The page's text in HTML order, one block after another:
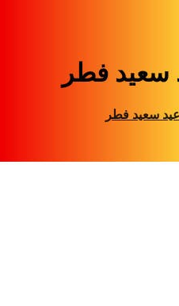
سعید فطر
سعید فطر